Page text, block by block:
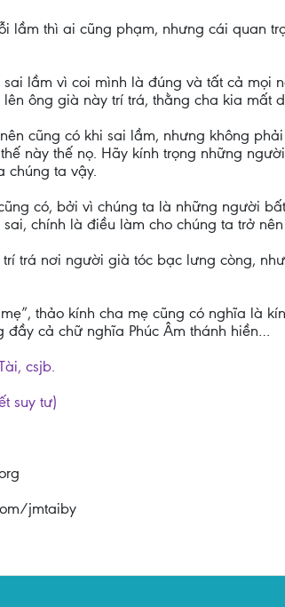
lầm thì ai cũng phạm, nhưng cái quan
lầm vì coi mình là đúng và tất cả
ông già này trí trá, thằng cha kia mất
cũng có khi sai lầm, nhưng không
này thế nọ. Hãy kính trọng những
chúng ta vậy.
có, bởi vì chúng ta là những người
chính là điều làm cho chúng ta trở
trá nơi người già tóc bạc lưng còng,
thảo kính cha mẹ cũng có nghĩa là
đầy cả chữ nghĩa Phúc Âm thánh hiền…
csjb.
suy tư)
jmtaiby